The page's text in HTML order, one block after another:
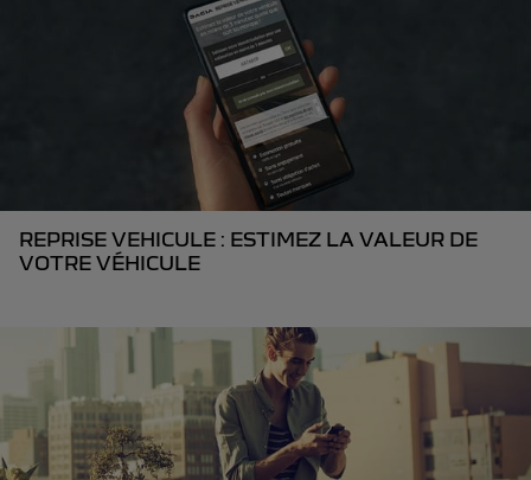
REPRISE VEHICULE : ESTIMEZ LA VALEUR DE
VOTRE VÉHICULE